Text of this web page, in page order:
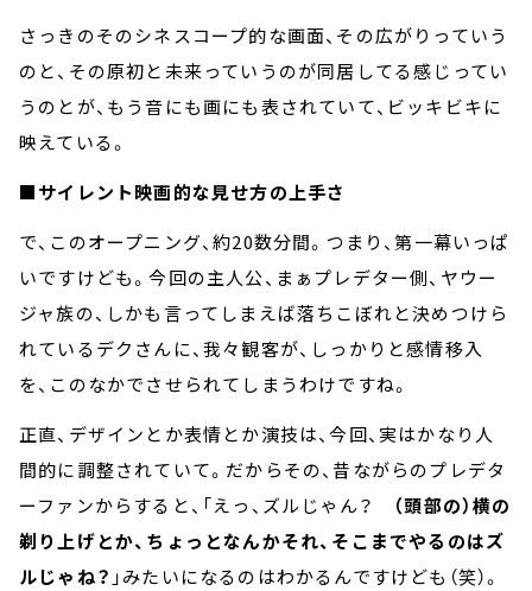
さっきのそのシネスコープ的な画面、その広がりっていう
のと、その原初と未来っていうのが同居してる感じってい
うのとが、もう音にも画にも表されていて、ビッキビキに
映えている。
■サイレント映画的な見せ方の上手さ
で、このオープニング、約20数分間。つまり、第一幕いっぱ
いですけども。今回の主人公、まぁプレデター側、ヤウー
ジャ族の、しかも言ってしまえば落ちこぼれと決めつけら
れているデクさんに、我々観客が、しっかりと感情移入
を、このなかでさせられてしまうわけですね。
正直、デザインとか表情とか演技は、今回、実はかなり人
間的に調整されていて。だからその、昔ながらのプレデタ
ーファンからすると、「えっ、ズルじゃん？
（頭部の）横の
剃り上げとか、ちょっとなんかそれ、そこまでやるのはズ
ルじゃね？ 」みたいになるのはわかるんですけども（笑）。